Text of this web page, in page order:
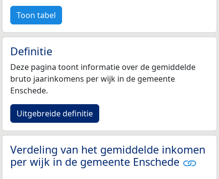
Toon tabel
Definitie
Deze pagina toont informatie over de gemiddelde
bruto jaarinkomens per wijk in de gemeente
Enschede.
Uitgebreide definitie
Verdeling van het gemiddelde inkomen
per wijk in de gemeente Enschede